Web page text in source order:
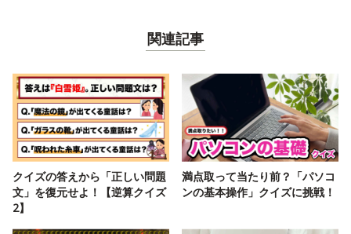
関連記事
クイズの答えから「正しい問題
文」を復元せよ！【逆算クイズ
2】
満点取って当たり前？「パソコ
ンの基本操作」クイズに挑戦！